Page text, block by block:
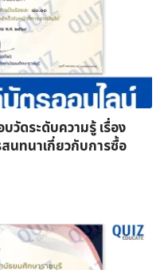
วัดระดับความรู้ เรื่อง
นทนาเกี่ยวกับการซื้อ